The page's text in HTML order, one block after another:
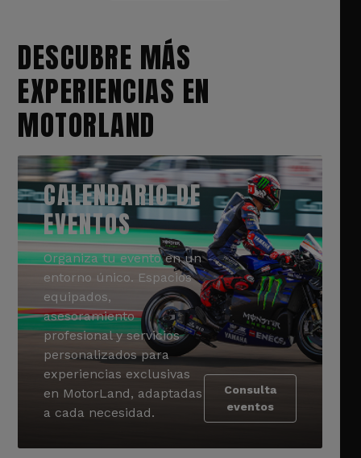
DESCUBRE MÁS
EXPERIENCIAS EN
MOTORLAND
CALENDARIO DE
EVENTOS
Organiza tu evento en un
entorno único. Espacios
equipados,
asesoramiento
profesional y servicios
personalizados para
experiencias exclusivas
en MotorLand, adaptadas
a cada necesidad.
Consulta
eventos